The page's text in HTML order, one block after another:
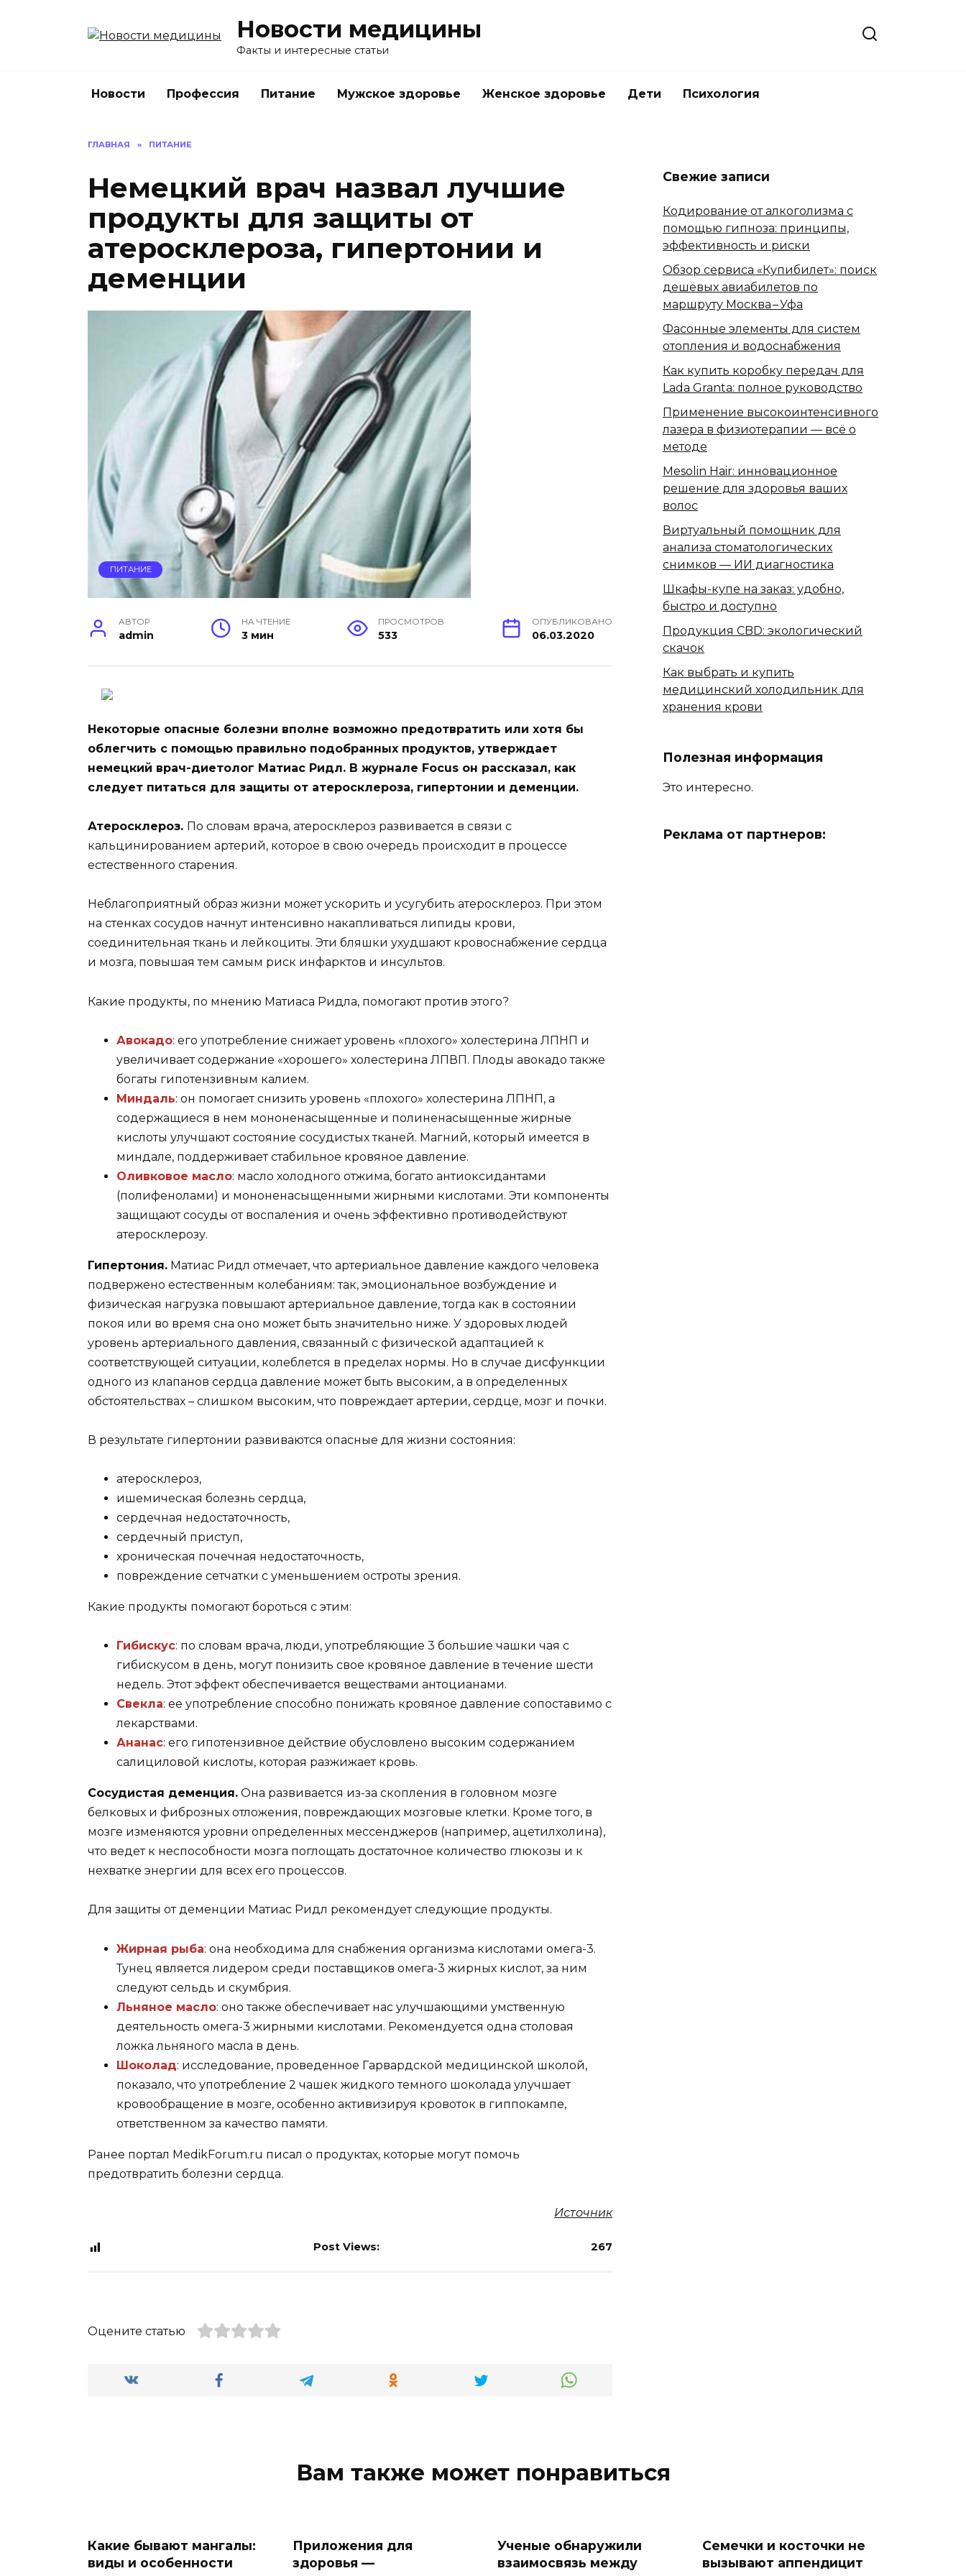
Новости медицины
Факты и интересные статьи
Новости Профессия Питание Мужское здоровье Женское здоровье Дети Психология
ГЛАВНАЯ » ПИТАНИЕ
Немецкий врач назвал лучшие
продукты для защиты от
атеросклероза, гипертонии и
деменции
ПИТАНИЕ
АВТОР
admin
НА ЧТЕНИЕ
3 мин
ПРОСМОТРОВ
533
ОПУБЛИКОВАНО
06.03.2020
Некоторые опасные болезни вполне возможно предотвратить или хотя бы
облегчить с помощью правильно подобранных продуктов, утверждает
немецкий врач-диетолог Матиас Ридл. В журнале Focus он рассказал, как
следует питаться для защиты от атеросклероза, гипертонии и деменции.
Атеросклероз. По словам врача, атеросклероз развивается в связи с
кальцинированием артерий, которое в свою очередь происходит в процессе
естественного старения.
Неблагоприятный образ жизни может ускорить и усугубить атеросклероз. При этом
на стенках сосудов начнут интенсивно накапливаться липиды крови,
соединительная ткань и лейкоциты. Эти бляшки ухудшают кровоснабжение сердца
и мозга, повышая тем самым риск инфарктов и инсультов.
Какие продукты, по мнению Матиаса Ридла, помогают против этого?
Авокадо: его употребление снижает уровень «плохого» холестерина ЛПНП и
увеличивает содержание «хорошего» холестерина ЛПВП. Плоды авокадо также
богаты гипотензивным калием.
Миндаль: он помогает снизить уровень «плохого» холестерина ЛПНП, а
содержащиеся в нем мононенасыщенные и полиненасыщенные жирные
кислоты улучшают состояние сосудистых тканей. Магний, который имеется в
миндале, поддерживает стабильное кровяное давление.
Оливковое масло: масло холодного отжима, богато антиоксидантами
(полифенолами) и мононенасыщенными жирными кислотами. Эти компоненты
защищают сосуды от воспаления и очень эффективно противодействуют
атеросклерозу.
Гипертония. Матиас Ридл отмечает, что артериальное давление каждого человека
подвержено естественным колебаниям: так, эмоциональное возбуждение и
физическая нагрузка повышают артериальное давление, тогда как в состоянии
покоя или во время сна оно может быть значительно ниже. У здоровых людей
уровень артериального давления, связанный с физической адаптацией к
соответствующей ситуации, колеблется в пределах нормы. Но в случае дисфункции
одного из клапанов сердца давление может быть высоким, а в определенных
обстоятельствах – слишком высоким, что повреждает артерии, сердце, мозг и почки.
В результате гипертонии развиваются опасные для жизни состояния:
атеросклероз,
ишемическая болезнь сердца,
сердечная недостаточность,
сердечный приступ,
хроническая почечная недостаточность,
повреждение сетчатки с уменьшением остроты зрения.
Какие продукты помогают бороться с этим:
Гибискус: по словам врача, люди, употребляющие 3 большие чашки чая с
гибискусом в день, могут понизить свое кровяное давление в течение шести
недель. Этот эффект обеспечивается веществами антоцианами.
Свекла: ее употребление способно понижать кровяное давление сопоставимо с
лекарствами.
Ананас: его гипотензивное действие обусловлено высоким содержанием
салициловой кислоты, которая разжижает кровь.
Сосудистая деменция. Она развивается из-за скопления в головном мозге
белковых и фиброзных отложения, повреждающих мозговые клетки. Кроме того, в
мозге изменяются уровни определенных мессенджеров (например, ацетилхолина),
что ведет к неспособности мозга поглощать достаточное количество глюкозы и к
нехватке энергии для всех его процессов.
Для защиты от деменции Матиас Ридл рекомендует следующие продукты.
Жирная рыба: она необходима для снабжения организма кислотами омега-3.
Тунец является лидером среди поставщиков омега-3 жирных кислот, за ним
следуют сельдь и скумбрия.
Льняное масло: оно также обеспечивает нас улучшающими умственную
деятельность омега-3 жирными кислотами. Рекомендуется одна столовая
ложка льняного масла в день.
Шоколад: исследование, проведенное Гарвардской медицинской школой,
показало, что употребление 2 чашек жидкого темного шоколада улучшает
кровообращение в мозге, особенно активизируя кровоток в гиппокампе,
ответственном за качество памяти.
Ранее портал MedikForum.ru писал о продуктах, которые могут помочь
предотвратить болезни сердца.
Источник
Post Views: 267
Оцените статью
Свежие записи
Кодирование от алкоголизма с
помощью гипноза: принципы,
эффективность и риски
Обзор сервиса «Купибилет»: поиск
дешёвых авиабилетов по
маршруту Москва – Уфа
Фасонные элементы для систем
отопления и водоснабжения
Как купить коробку передач для
Lada Granta: полное руководство
Применение высокоинтенсивного
лазера в физиотерапии — всё о
методе
Mesolin Hair: инновационное
решение для здоровья ваших
волос
Виртуальный помощник для
анализа стоматологических
снимков — ИИ диагностика
Шкафы-купе на заказ: удобно,
быстро и доступно
Продукция CBD: экологический
скачок
Как выбрать и купить
медицинский холодильник для
хранения крови
Полезная информация
Это интересно.
Реклама от партнеров:
Вам также может понравиться
Какие бывают мангалы:
виды и особенности
Приложения для
здоровья —
Ученые обнаружили
взаимосвязь между
Семечки и косточки не
вызывают аппендицит